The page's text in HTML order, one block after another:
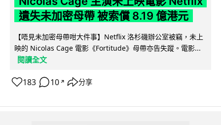
遺失未加密母帶 被索償 8.19 億港元
【唔見未加密母帶咁大件事】Netflix 洛杉磯辦公室被竊，未上
映的 Nicolas Cage 電影《Fortitude》母帶亦告失蹤。電影...
閱讀全文
183 10 ↗ 分享